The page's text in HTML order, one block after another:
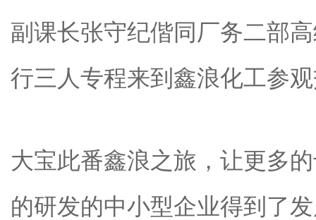
副课长张守纪偕同厂务二部
行三人专程来到鑫浪化工参
大宝此番鑫浪之旅，让更多
的研发的中小型企业得到了